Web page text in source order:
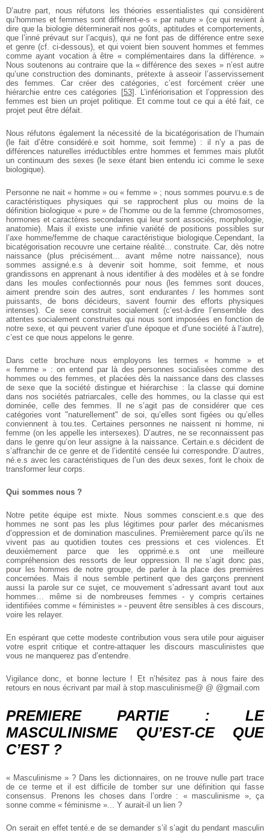
D’autre part, nous réfutons les théories essentialistes qui considèrent
qu’hommes et femmes sont différent-e-s « par nature » (ce qui revient à
dire que la biologie déterminerait nos goûts, aptitudes et comportements,
que l’inné prévaut sur l’acquis), qui ne font pas de différence entre sexe
et genre (cf. ci-dessous), et qui voient bien souvent hommes et femmes
comme ayant vocation à être « complémentaires dans la différence. »
Nous soutenons au contraire que la « différence des sexes » n’est autre
qu’une construction des dominants, prétexte à asseoir l’asservissement
des femmes. Car créer des catégories, c’est forcément créer une
hiérarchie entre ces catégories [53] . L’infériorisation et l’oppression des
femmes est bien un projet politique. Et comme tout ce qui a été fait, ce
projet peut être défait.
Nous réfutons également la nécessité de la bicatégorisation de l’humain
(le fait d’être considéré.e soit homme, soit femme) : il n’y a pas de
différences naturelles irréductibles entre hommes et femmes mais plutôt
un continuum des sexes (le sexe étant bien entendu ici comme le sexe
biologique).
Personne ne nait « homme » ou « femme » ; nous sommes pourvu.e.s de
caractéristiques physiques qui se rapprochent plus ou moins de la
définition biologique « pure » de l’homme ou de la femme (chromosomes,
hormones et caractères secondaires qui leur sont associés, morphologie,
anatomie). Mais il existe une infinie variété de positions possibles sur
l’axe homme/femme de chaque caractéristique biologique.Cependant, la
bicatégorisation recouvre une certaine réalité... construite. Car, dès notre
naissance (plus précisément... avant même notre naissance), nous
sommes assigné.e.s à devenir soit homme, soit femme, et nous
grandissons en apprenant à nous identifier à des modèles et à se fondre
dans les moules confectionnés pour nous (les femmes sont douces,
aiment prendre soin des autres, sont endurantes / les hommes sont
puissants, de bons décideurs, savent fournir des efforts physiques
intenses). Ce sexe construit socialement (c’est-à-dire l’ensemble des
attentes socialement construites qui nous sont imposées en fonction de
notre sexe, et qui peuvent varier d’une époque et d’une société à l’autre),
c’est ce que nous appelons le genre.
Dans cette brochure nous employons les termes « homme » et
« femme » : on entend par là des personnes socialisées comme des
hommes ou des femmes, et placées dès la naissance dans des classes
de sexe que la société distingue et hiérarchise : la classe qui domine
dans nos sociétés patriarcales, celle des hommes, ou la classe qui est
dominée, celle des femmes. Il ne s’agit pas de considérer que ces
catégories vont "naturellement" de soi, qu’elles sont figées ou qu’elles
conviennent à tou.tes. Certaines personnes ne naissent ni homme, ni
femme (on les appelle les intersexes). D’autres, ne se reconnaissent pas
dans le genre qu’on leur assigne à la naissance. Certain.e.s décident de
s’affranchir de ce genre et de l’identité censée lui correspondre. D’autres,
né.e.s avec les caractéristiques de l’un des deux sexes, font le choix de
transformer leur corps.
Qui sommes nous ?
Notre petite équipe est mixte. Nous sommes conscient.e.s que des
hommes ne sont pas les plus légitimes pour parler des mécanismes
d’oppression et de domination masculines. Premièrement parce qu’ils ne
vivent pas au quotidien toutes ces pressions et ces violences. Et
deuxièmement parce que les opprimé.e.s ont une meilleure
compréhension des ressorts de leur oppression. Il ne s’agit donc pas,
pour les hommes de notre groupe, de parler à la place des premières
concernées. Mais il nous semble pertinent que des garçons prennent
aussi la parole sur ce sujet, ce mouvement s’adressant avant tout aux
hommes… même si de nombreuses femmes - y compris certaines
identifiées comme « féministes » - peuvent être sensibles à ces discours,
voire les relayer.
En espérant que cette modeste contribution vous sera utile pour aiguiser
votre esprit critique et contre-attaquer les discours masculinistes que
vous ne manquerez pas d’entendre.
Vigilance donc, et bonne lecture ! Et n’hésitez pas à nous faire des
retours en nous écrivant par mail à stop.masculinisme@ @ @gmail.com
PREMIERE PARTIE : LE
MASCULINISME QU’EST-CE QUE
C’EST ?
« Masculinisme » ? Dans les dictionnaires, on ne trouve nulle part trace
de ce terme et il est difficile de tomber sur une définition qui fasse
consensus. Prenons les choses dans l’ordre : « masculinisme », ça
sonne comme « féminisme »... Y aurait-il un lien ?
On serait en effet tenté.e de se demander s’il s’agit du pendant masculin